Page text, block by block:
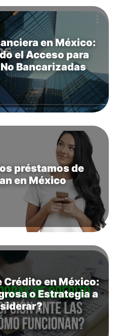
en México:
el Acceso para
Bancarizadas
préstamos de
en México
Crédito en México:
o Estrategia a